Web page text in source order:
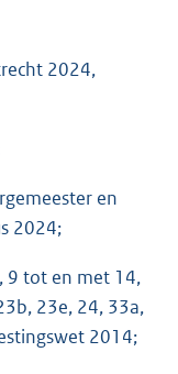
2024,
en
2024;
9 tot en met 14,
23e, 24, 33a,
2014;